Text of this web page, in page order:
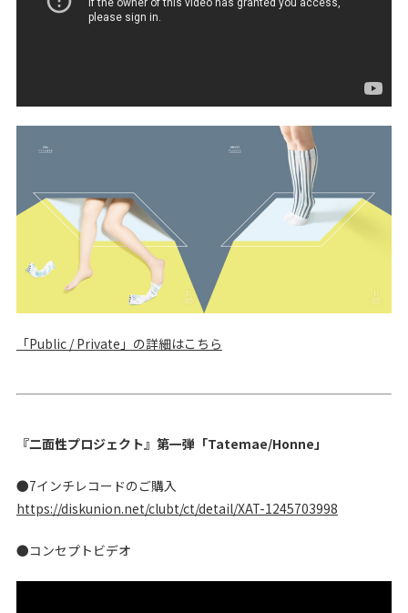
「Public / Private」の詳細はこちら
『二面性プロジェクト』第一弾「Tatemae/Honne」
●7インチレコードのご購入
https://diskunion.net/clubt/ct/detail/XAT-1245703998
●コンセプトビデオ